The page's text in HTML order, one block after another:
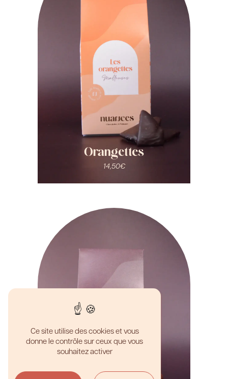
14,50€
Orangettes
Ce site utilise des cookies et vous
donne le contrôle sur ceux que vous
souhaitez activer